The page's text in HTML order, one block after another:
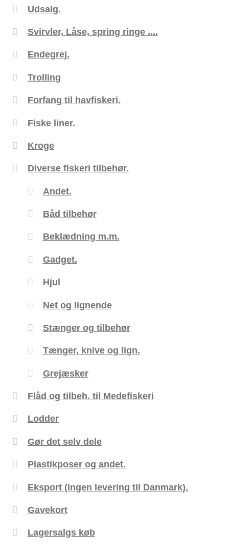
Udsalg.
Svirvler, Låse, spring ringe ....
Endegrej.
Trolling
Forfang til havfiskeri.
Fiske liner.
Kroge
Diverse fiskeri tilbehør.
Andet.
Båd tilbehør
Beklædning m.m.
Gadget.
Hjul
Net og lignende
Stænger og tilbehør
Tænger, knive og lign.
Grejæsker
Flåd og tilbeh. til Medefiskeri
Lodder
Gør det selv dele
Plastikposer og andet.
Eksport (ingen levering til Danmark).
Gavekort
Lagersalgs køb